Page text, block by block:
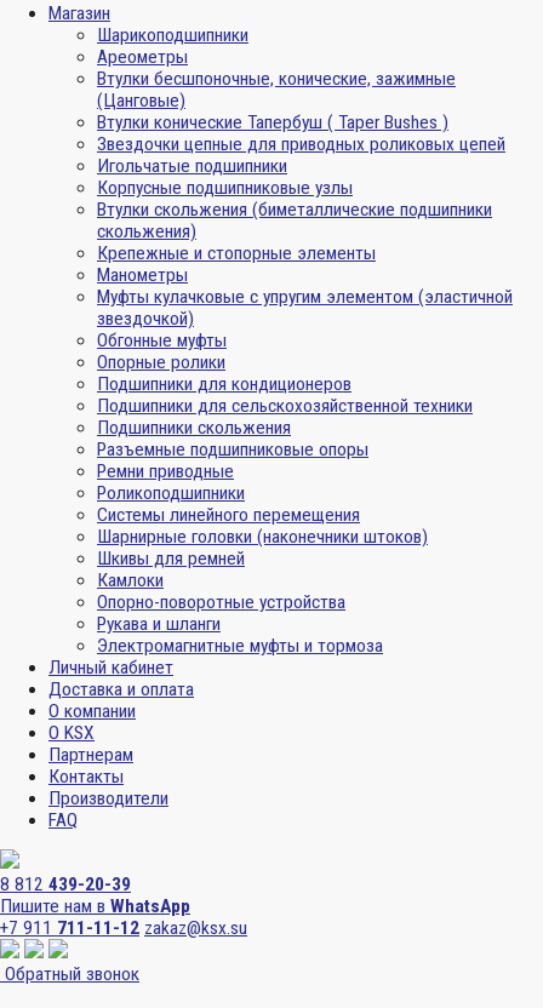
Магазин
Шарикоподшипники
Ареометры
Втулки бесшпоночные, конические, зажимные
(Цанговые)
Втулки конические Тапербуш ( Taper Bushes )
Звездочки цепные для приводных роликовых цепей
Игольчатые подшипники
Корпусные подшипниковые узлы
Втулки скольжения (биметаллические подшипники
скольжения)
Крепежные и стопорные элементы
Манометры
Муфты кулачковые с упругим элементом (эластичной
звездочкой)
Обгонные муфты
Опорные ролики
Подшипники для кондиционеров
Подшипники для сельскохозяйственной техники
Подшипники скольжения
Разъемные подшипниковые опоры
Ремни приводные
Роликоподшипники
Системы линейного перемещения
Шарнирные головки (наконечники штоков)
Шкивы для ремней
Камлоки
Опорно-поворотные устройства
Рукава и шланги
Электромагнитные муфты и тормоза
Личный кабинет
Доставка и оплата
О компании
О KSX
Партнерам
Контакты
Производители
FAQ
8 812 439-20-39
Пишите нам в WhatsApp
+7 911 711-11-12 zakaz@ksx.su
Обратный звонок